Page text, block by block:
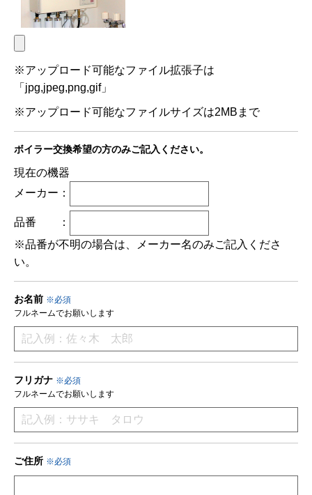
※アップロード可能なファイル拡張子は
「jpg,jpeg,png,gif」
※アップロード可能なファイルサイズは2MBまで
ボイラー交換希望の方のみご記入ください。
現在の機器
メーカー：
品番
：
※品番が不明の場合は、メーカー名のみご記入くださ
い。
お名前 ※必須
フルネームでお願いします
フリガナ ※必須
フルネームでお願いします
ご住所 ※必須